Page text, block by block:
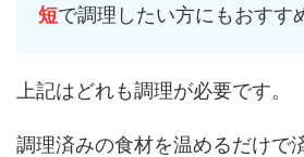
短で調理したい方にもおすす
上記はどれも調理が必要です。
調理済みの食材を温めるだけで